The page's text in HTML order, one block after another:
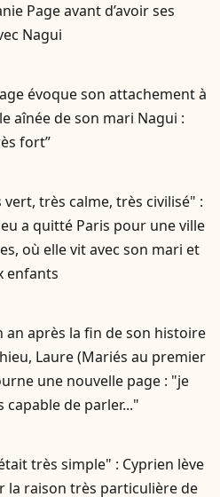
Page avant d’avoir ses
Nagui
évoque son attachement à
aînée de son mari Nagui :
fort”
vert, très calme, très civilisé" :
a quitté Paris pour une ville
où elle vit avec son mari et
enfants
an après la fin de son histoire
Laure (Mariés au premier
une nouvelle page : "je
capable de parler..."
très simple" : Cyprien lève
la raison très particulière de